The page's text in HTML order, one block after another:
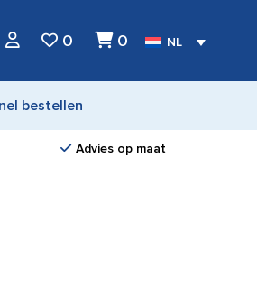
0 0 NL
bestellen
Advies op maat